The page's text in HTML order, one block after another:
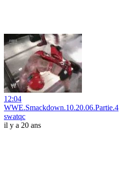
12:04
WWE.Smackdown.10.20.06.Partie.4
swatqc
il y a 20 ans